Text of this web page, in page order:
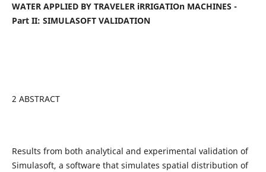
WATER APPLIED BY TRAVELER iRRIGATIOn MACHINES -
Part II: SIMULASOFT VALIDATION
2 ABSTRACT
Results from both analytical and experimental validation of
Simulasoft, a software that simulates spatial distribution of